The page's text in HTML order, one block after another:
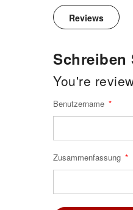
Reviews
Schreiben
You're
Benutzername
Zusammenfassung